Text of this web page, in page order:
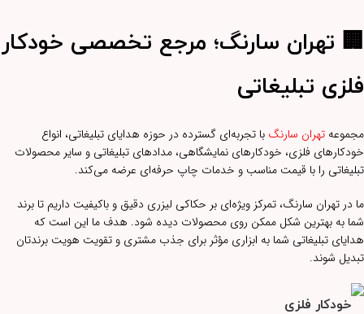
🏢 تهران سارنگ؛ مرجع تخصصی خودکار
فلزی تبلیغاتی
مجموعه تهران سارنگ با تجربه‌ای گسترده در حوزه هدایای تبلیغاتی، انواع
خودکارهای فلزی، خودکارهای نمایشگاهی، مدادهای تبلیغاتی و سایر محصولات
تبلیغاتی را با قیمت مناسب و خدمات چاپ حرفه‌ای عرضه می‌کند.
ما در تهران سارنگ، تمرکز ویژه‌ای بر حکاکی لیزری دقیق و باکیفیت داریم تا برند
شما به بهترین شکل ممکن روی محصولات دیده شود. هدف ما این است که
هدایای تبلیغاتی شما به ابزاری مؤثر برای جذب مشتری و تقویت هویت برندتان
تبدیل شوند.